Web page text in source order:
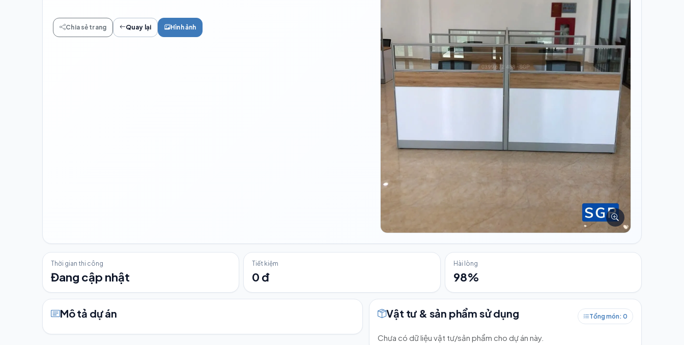
Chia sẻ trang Quay lại Hình ảnh
Thời gian thi công
Đang cập nhật
Tiết kiệm
0 đ
Hài lòng
98%
Mô tả dự án Vật tư & sản phẩm sử dụng Tổng món: 0
Chưa có dữ liệu vật tư/sản phẩm cho dự án này.